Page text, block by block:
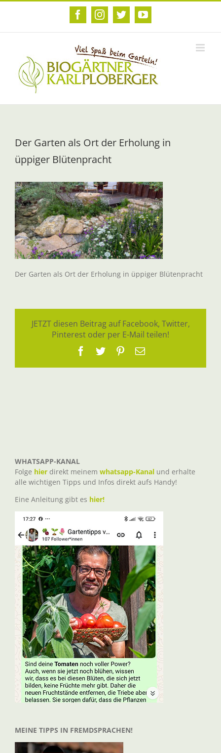
Zum
FacebookInstagram
TwitterYouTube
Der Garten als Ort der Erholung in
üppiger Blütenpracht
Der Garten als Ort der Erholung in üppiger Blütenpracht
JETZT diesen Beitrag auf Facebook, Twitter,
Pinterest oder per E-Mail teilen!
Facebook
TwitterPinterest
E-
WHATSAPP-KANAL
Folge hier direkt meinem whatsapp-Kanal und erhalte
alle wichtigen Tipps und Infos direkt aufs Handy!
Eine Anleitung gibt es hier!
MEINE TIPPS IN FREMDSPRACHEN!